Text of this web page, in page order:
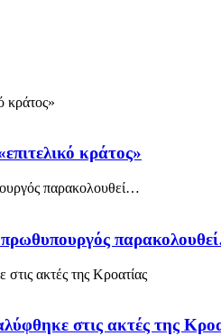
κράτος»
στις ακτές της